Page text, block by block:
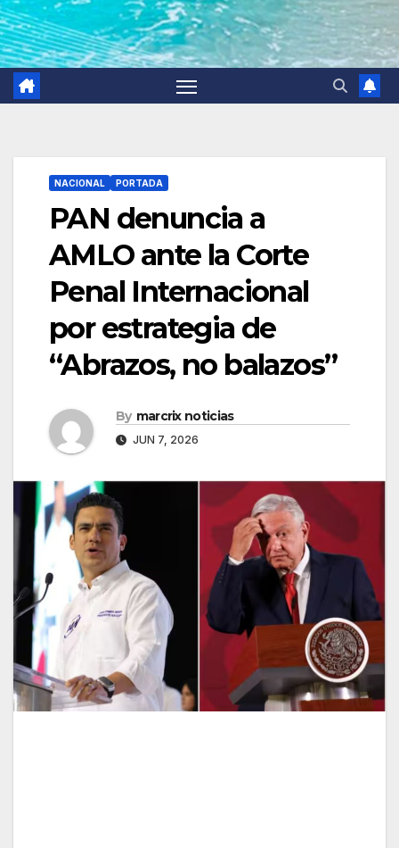
NACIONAL PORTADA
PAN denuncia a
AMLO ante la Corte
Penal Internacional
por estrategia de
“Abrazos, no balazos”
By marcrix noticias
JUN 7, 2026